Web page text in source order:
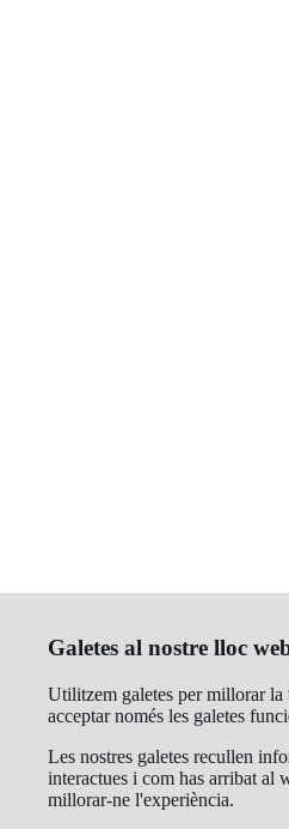
Galetes al nostre lloc
Utilitzem galetes per millorar la
acceptar només les galetes
Les nostres galetes recullen
interactues i com has arribat al
millorar-ne l'experiència.